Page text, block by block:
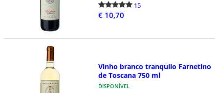
15
€ 10,70
Vinho branco tranquilo Farnetino
de Toscana 750 ml
DISPONÍVEL